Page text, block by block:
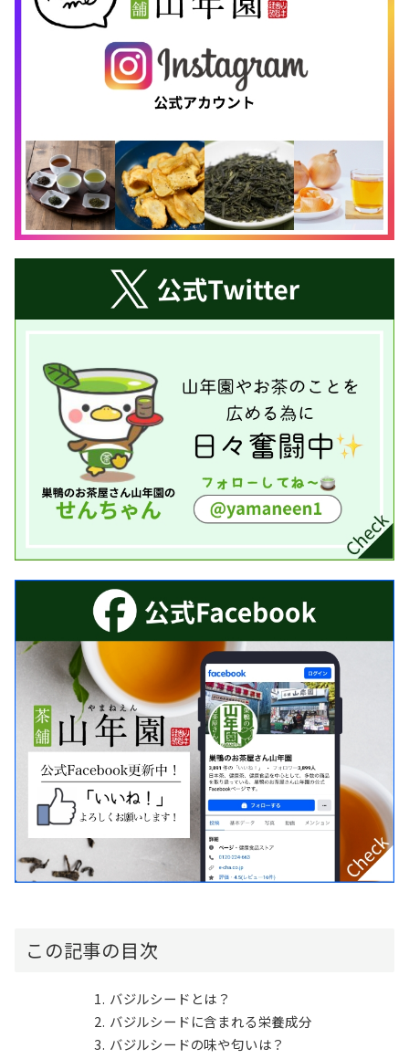
この記事の目次
バジルシードとは？
バジルシードに含まれる栄養成分
バジルシードの味や匂いは？